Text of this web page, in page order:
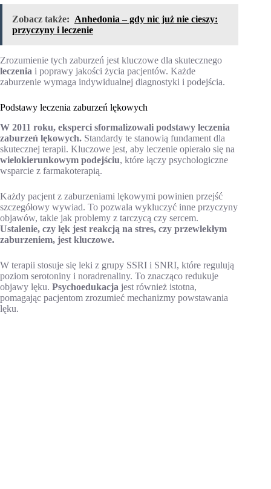
Zobacz także: Anhedonia – gdy nic już nie cieszy:
przyczyny i leczenie
Zrozumienie tych zaburzeń jest kluczowe dla skutecznego
leczenia i poprawy jakości życia pacjentów. Każde
zaburzenie wymaga indywidualnej diagnostyki i podejścia.
Podstawy leczenia zaburzeń lękowych
W 2011 roku, eksperci sformalizowali podstawy leczenia
zaburzeń lękowych. Standardy te stanowią fundament dla
skutecznej terapii. Kluczowe jest, aby leczenie opierało się na
wielokierunkowym podejściu, które łączy psychologiczne
wsparcie z farmakoterapią.
Każdy pacjent z zaburzeniami lękowymi powinien przejść
szczegółowy wywiad. To pozwala wykluczyć inne przyczyny
objawów, takie jak problemy z tarczycą czy sercem.
Ustalenie, czy lęk jest reakcją na stres, czy przewlekłym
zaburzeniem, jest kluczowe.
W terapii stosuje się leki z grupy SSRI i SNRI, które regulują
poziom serotoniny i noradrenaliny. To znacząco redukuje
objawy lęku. Psychoedukacja jest również istotna,
pomagając pacjentom zrozumieć mechanizmy powstawania
lęku.